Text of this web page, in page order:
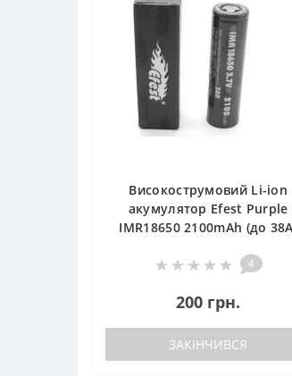
Високострумовий Li-ion
акумулятор Efest Purple
IMR18650 2100mAh (до
4
200 грн.
ЗАКІНЧИВСЯ